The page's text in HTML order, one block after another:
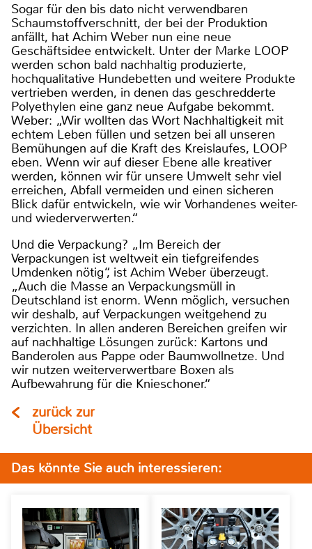
Sogar für den bis dato nicht verwendbaren
Schaumstoffverschnitt, der bei der Produktion
anfällt, hat Achim Weber nun eine neue
Geschäftsidee entwickelt. Unter der Marke LOOP
werden schon bald nachhaltig produzierte,
hochqualitative Hundebetten und weitere Produkte
vertrieben werden, in denen das geschredderte
Polyethylen eine ganz neue Aufgabe bekommt.
Weber: „Wir wollten das Wort Nachhaltigkeit mit
echtem Leben füllen und setzen bei all unseren
Bemühungen auf die Kraft des Kreislaufes, LOOP
eben. Wenn wir auf dieser Ebene alle kreativer
werden, können wir für unsere Umwelt sehr viel
erreichen, Abfall vermeiden und einen sicheren
Blick dafür entwickeln, wie wir Vorhandenes weiter-
und wiederverwerten.“
Und die Verpackung? „Im Bereich der
Verpackungen ist weltweit ein tiefgreifendes
Umdenken nötig“, ist Achim Weber überzeugt.
„Auch die Masse an Verpackungsmüll in
Deutschland ist enorm. Wenn möglich, versuchen
wir deshalb, auf Verpackungen weitgehend zu
verzichten. In allen anderen Bereichen greifen wir
auf nachhaltige Lösungen zurück: Kartons und
Banderolen aus Pappe oder Baumwollnetze. Und
wir nutzen weiterverwertbare Boxen als
Aufbewahrung für die Knieschoner.“
zurück zur
Übersicht
Das könnte Sie auch interessieren: